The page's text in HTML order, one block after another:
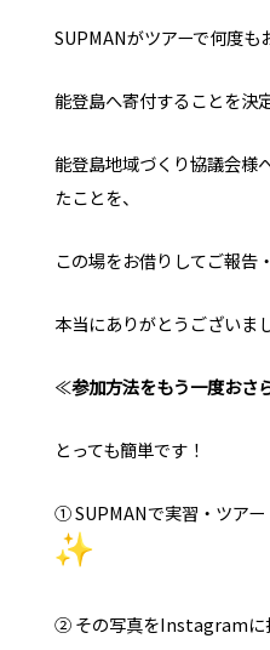
SUPMANがツアーで何度も
能登島へ寄付することを決
能登島地域づくり協議会様
たことを、
この場をお借りしてご報告
本当にありがとうございま
≪参加方法をもう一度おさ
とっても簡単です！
① SUPMANで実習・ツアー
② その写真をInstagramに